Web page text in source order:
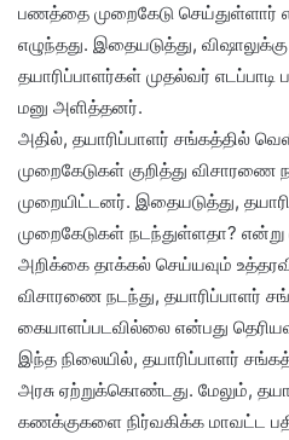
பணத்தை முறைகேடு செய்துள்ளார்
எழுந்தது. இதையடுத்து,
தயாரிப்பாளர்கள் முதல்வர் எடப்பாடி
மனு அளித்தனர்.
அதில், தயாரிப்பாளர் சங்கத்தில்
முறைகேடுகள் குறித்து
முறையிட்டனர். இதையடுத்து,
முறைகேடுகள் நடந்துள்ளதா?
அறிக்கை தாக்கல் செய்யவும்
விசாரணை நடந்து, தயாரிப்பாளர்
கையாளப்படவில்லை என்பது
இந்த நிலையில், தயாரிப்பாளர்
அரசு ஏற்றுக்கொண்டது. மேலும்,
கணக்குகளை நிர்வகிக்க மாவட்ட